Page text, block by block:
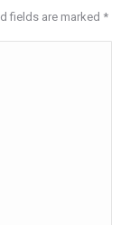
fields are marked *